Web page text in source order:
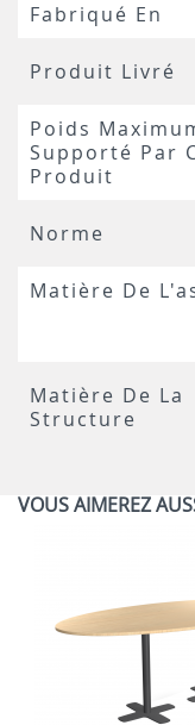
Fabriqué En
Produit Livré
Poids
Supporté Par
Produit
Norme
Matière De
Matière De La
Structure
VOUS AIMEREZ